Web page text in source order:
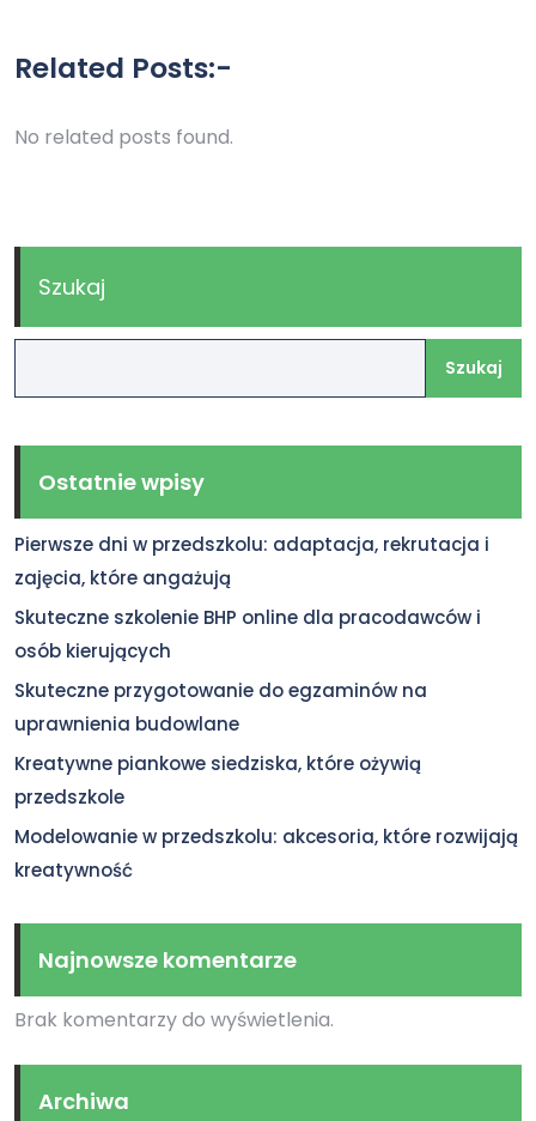
Related Posts:-
No related posts found.
Szukaj
Szukaj
Ostatnie wpisy
Pierwsze dni w przedszkolu: adaptacja, rekrutacja i
zajęcia, które angażują
Skuteczne szkolenie BHP online dla pracodawców i
osób kierujących
Skuteczne przygotowanie do egzaminów na
uprawnienia budowlane
Kreatywne piankowe siedziska, które ożywią
przedszkole
Modelowanie w przedszkolu: akcesoria, które rozwijają
kreatywność
Najnowsze komentarze
Brak komentarzy do wyświetlenia.
Archiwa